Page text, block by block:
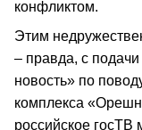
конфликтом.
Этим
– правда, с
новость» по
комплекса
российское госТВ